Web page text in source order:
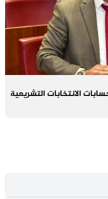
الانتخابات التشريعية